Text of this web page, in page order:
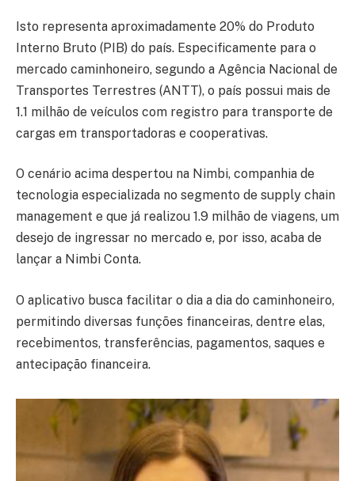
Isto representa aproximadamente 20% do Produto
Interno Bruto (PIB) do país. Especificamente para o
mercado caminhoneiro, segundo a Agência Nacional de
Transportes Terrestres (ANTT), o país possui mais de
1.1 milhão de veículos com registro para transporte de
cargas em transportadoras e cooperativas.
O cenário acima despertou na Nimbi, companhia de
tecnologia especializada no segmento de supply chain
management e que já realizou 1.9 milhão de viagens, um
desejo de ingressar no mercado e, por isso, acaba de
lançar a Nimbi Conta.
O aplicativo busca facilitar o dia a dia do caminhoneiro,
permitindo diversas funções financeiras, dentre elas,
recebimentos, transferências, pagamentos, saques e
antecipação financeira.